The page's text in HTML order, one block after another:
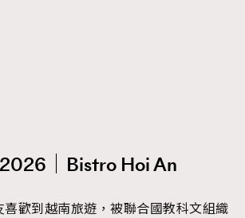
｜Bistro Hoi An
喜歡到越南旅遊，被聯合國教科文組織